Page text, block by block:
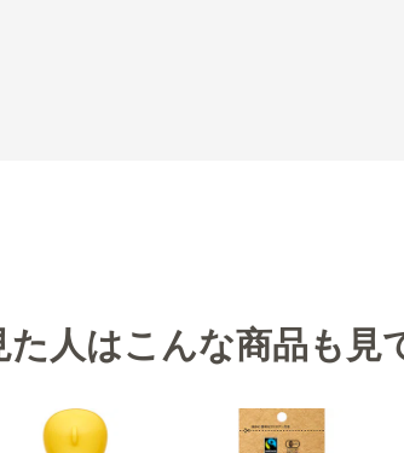
た人はこんな商品も見